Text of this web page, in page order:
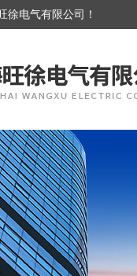
徐电气有限公司！